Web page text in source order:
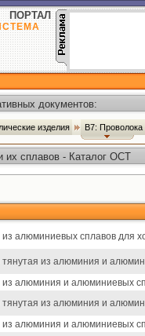
ПОРТАЛ
документов:
изделия В7: Проволока
их сплавов - Каталог ОСТ
из алюминиевых сплавов для
тянутая из алюминия и
из алюминия и алюминиевых
тянутая из алюминия и
из алюминия и алюминиевых